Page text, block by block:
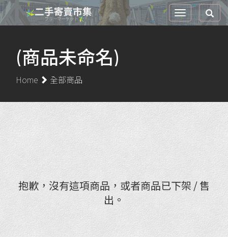
(商品未命名)
Home 全部商品
抱歉，沒有這項商品，或者商品已下架 / 售
出。